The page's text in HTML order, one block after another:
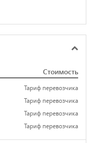
Стоимость
Тариф перевозчика
Тариф перевозчика
Тариф перевозчика
Тариф перевозчика